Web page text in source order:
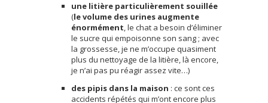
une litière particulièrement souillée
(le volume des urines augmente
énormément, le chat a besoin d’éliminer
le sucre qui empoisonne son sang ; avec
la grossesse, je ne m’occupe quasiment
plus du nettoyage de la litière, là encore,
je n’ai pas pu réagir assez vite…)
des pipis dans la maison : ce sont ces
accidents répétés qui m’ont encore plus